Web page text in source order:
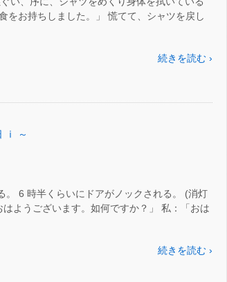
をお持ちしました。」 慌てて、シャツを戻し
続きを読む ›
ⅰ ～
6 時半くらいにドアがノックされる。 (消灯
はようございます。如何ですか？」 私：「おは
続きを読む ›